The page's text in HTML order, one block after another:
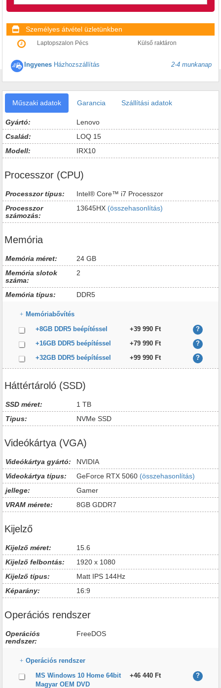
Személyes átvétel üzletünkben
Laptopszalon Pécs Külső raktáron
Ingyenes Házhozszállítás 2-4 munkanap
Műszaki adatok Garancia Szállítási adatok
Gyártó:
Lenovo
Család:
LOQ 15
Modell:
IRX10
Processzor (CPU)
Processzor típus:
Intel® Core™ i7 Processzor
Processzor
számozás:
13645HX (összehasonlítás)
Memória
Memória méret:
24 GB
Memória slotok
száma:
2
Memória típus: DDR5
Memóriabővítés
+8GB DDR5 beépítéssel
+39 990 Ft
?
+16GB DDR5 beépítéssel
+79 990 Ft
?
+32GB DDR5 beépítéssel
+99 990 Ft ?
Háttértároló (SSD)
SSD méret:
1 TB
Tipus:
NVMe SSD
Videókártya (VGA)
Videókártya gyártó:
NVIDIA
Videokártya típus:
GeForce RTX 5060 (összehasonlítás)
jellege:
Gamer
VRAM mérete:
8GB GDDR7
Kijelző
Kijelző méret:
15.6
Kijelző felbontás:
1920 x 1080
Kijelző típus:
Matt IPS 144Hz
Képarány:
16:9
Operációs rendszer
Operációs
rendszer:
FreeDOS
Operációs rendszer
MS Windows 10 Home 64bit
Magyar OEM DVD
+46 440 Ft ?